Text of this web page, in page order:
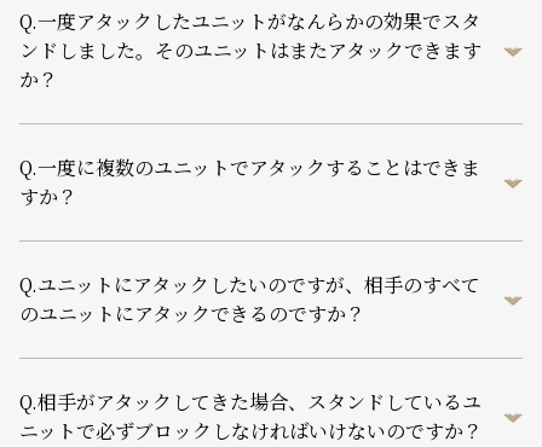
Q.一度アタックしたユニットがなんらかの効果でスタ
ンドしました。そのユニットはまたアタックできます
か？
Q.一度に複数のユニットでアタックすることはできま
すか？
Q.ユニットにアタックしたいのですが、相手のすべて
のユニットにアタックできるのですか？
Q.相手がアタックしてきた場合、スタンドしているユ
ニットで必ずブロックしなければいけないのですか？